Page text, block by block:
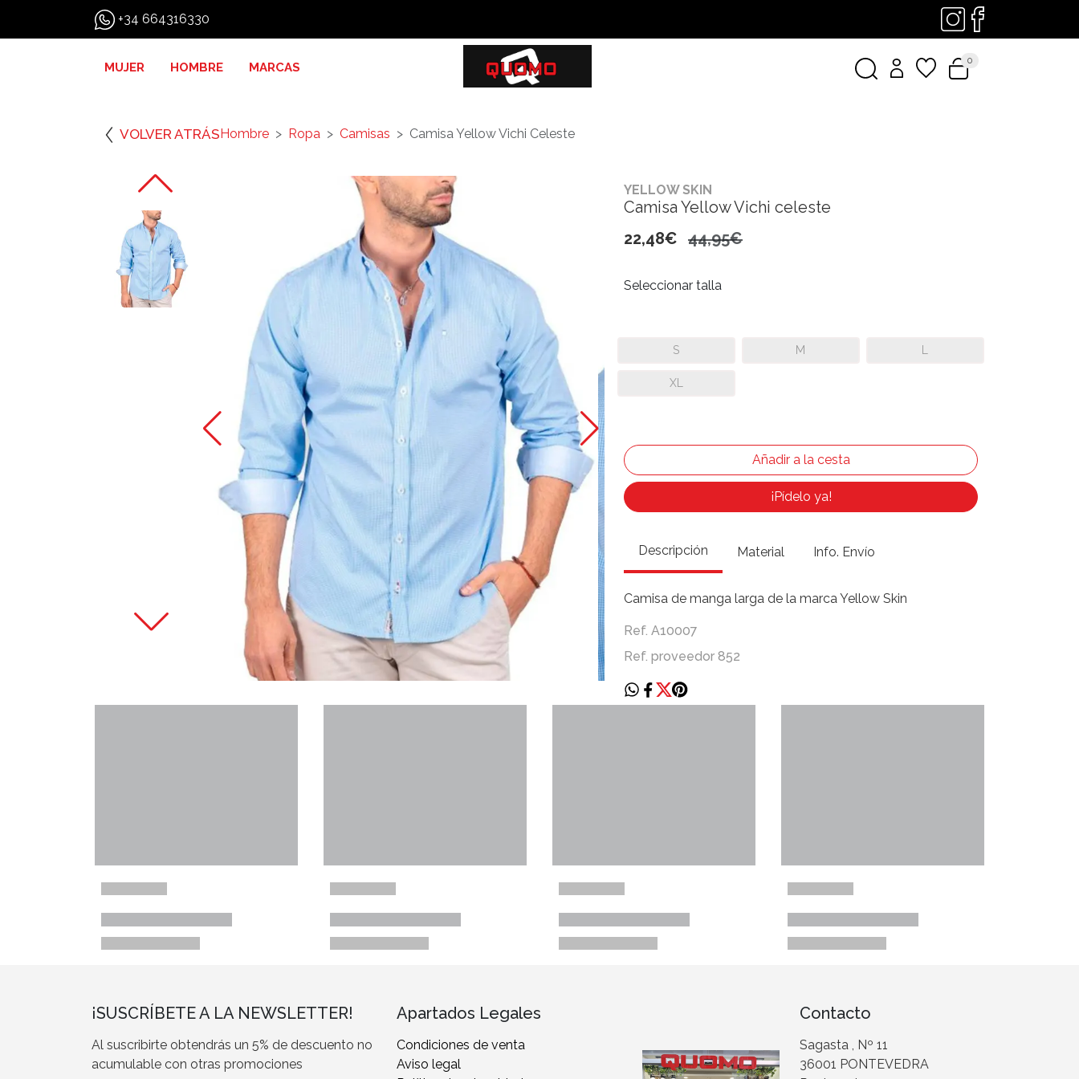
+34 664316330
MUJER HOMBRE MARCAS 0
VOLVER ATRÁSHombre Ropa Camisas Camisa Yellow Vichi Celeste
YELLOW SKIN
Camisa Yellow Vichi celeste
22,48€ 44,95€
Seleccionar talla
S M
XL
¡Pídelo ya!
Descripción Material Info. Envío
Camisa de manga larga de la marca Yellow Skin
Ref. A10007
Ref. proveedor 852
¡SUSCRÍBETE A LA NEWSLETTER!
Al suscribirte obtendrás un 5% de descuento no
acumulable con otras promociones
Apartados Legales
Condiciones de venta
Aviso legal
Contacto
Sagasta , Nº 11
36001 PONTEVEDRA